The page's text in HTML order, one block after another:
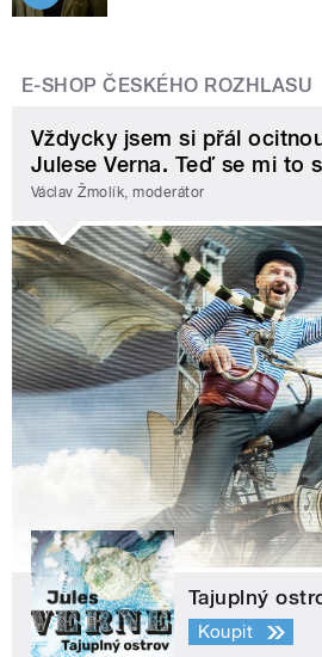
E-SHOP ČESKÉHO ROZHLASU
Vždycky jsem si přál
Julese Verna. Teď se mi to
Václav Žmolík, moderátor
Tajuplný
Koupit